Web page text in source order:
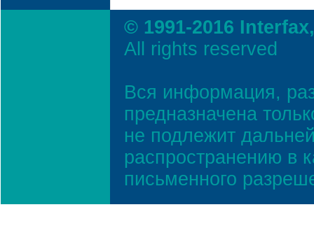
© 1991-2016
All rights reserved
Вся информация,
предназначена
не подлежит
распространению в
письменного